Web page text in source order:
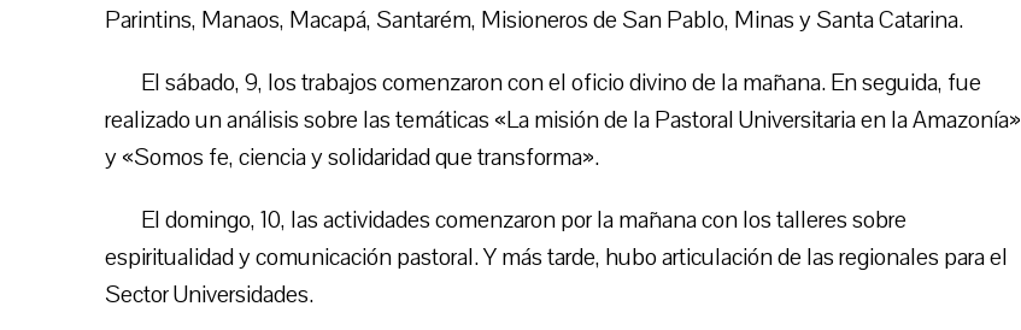
Parintins, Manaos, Macapá, Santarém, Misioneros de San Pablo, Minas y Santa Catarina.
El sábado, 9, los trabajos comenzaron con el oficio divino de la mañana. En seguida, fue
realizado un análisis sobre las temáticas «La misión de la Pastoral Universitaria en la Amazonía»
y «Somos fe, ciencia y solidaridad que transforma».
El domingo, 10, las actividades comenzaron por la mañana con los talleres sobre
espiritualidad y comunicación pastoral. Y más tarde, hubo articulación de las regionales para el
Sector Universidades.